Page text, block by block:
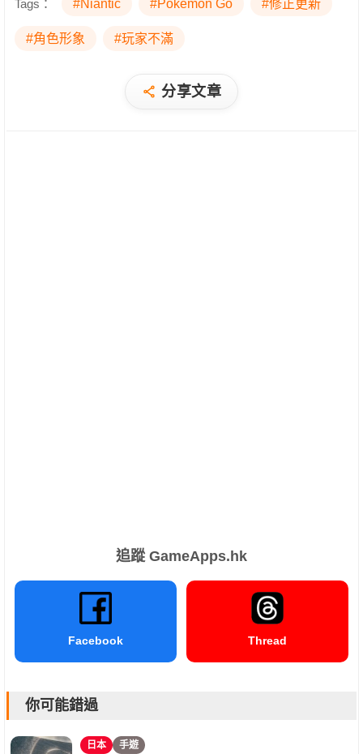
Tags： #Niantic #Pokemon Go #修正更新
#角色形象 #玩家不滿
分享文章
追蹤 GameApps.hk
Facebook Thread
你可能錯過
日本 手遊